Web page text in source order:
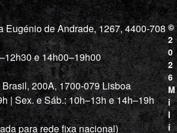
Eugénio de Andrade, 1267, 4400-708
e 14h00–19h00
Brasil, 200A, 1700-079 Lisboa
| Sex. e Sáb.: 10h–13h e 14h–19h
para rede fixa nacional)
©
2
0
2
6
M
i
l
í